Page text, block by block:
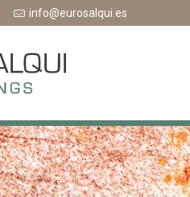
info@eurosalqui.es